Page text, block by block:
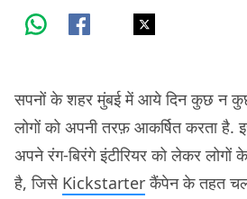
सपनों के शहर मुंबई में आये दिन कुछ न कुछ
लोगों को अपनी तरफ़ आकर्षित करता है.
अपने रंग-बिरंगे इंटीरियर को लेकर
है, जिसे Kickstarterकैंपेन के तहत